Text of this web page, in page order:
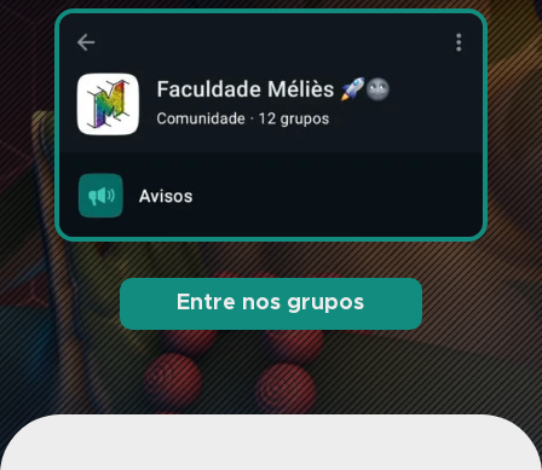
Entre nos grupos